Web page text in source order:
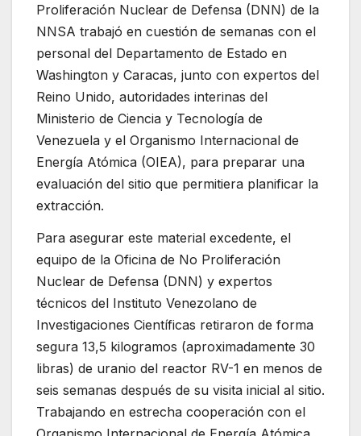
Proliferación Nuclear de Defensa (DNN) de la
NNSA trabajó en cuestión de semanas con el
personal del Departamento de Estado en
Washington y Caracas, junto con expertos del
Reino Unido, autoridades interinas del
Ministerio de Ciencia y Tecnología de
Venezuela y el Organismo Internacional de
Energía Atómica (OIEA), para preparar una
evaluación del sitio que permitiera planificar la
extracción.
Para asegurar este material excedente, el
equipo de la Oficina de No Proliferación
Nuclear de Defensa (DNN) y expertos
técnicos del Instituto Venezolano de
Investigaciones Científicas retiraron de forma
segura 13,5 kilogramos (aproximadamente 30
libras) de uranio del reactor RV-1 en menos de
seis semanas después de su visita inicial al sitio.
Trabajando en estrecha cooperación con el